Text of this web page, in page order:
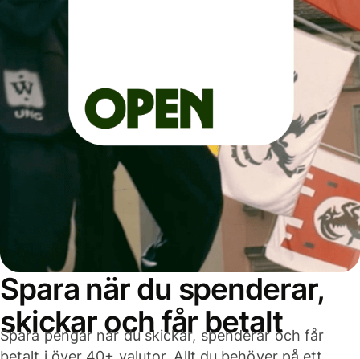
Spara när du spenderar,
skickar och får betalt
Spara pengar när du skickar, spenderar och får